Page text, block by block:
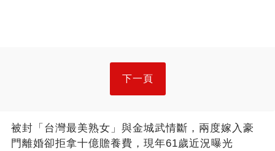
下一頁
被封「台灣最美熟女」與金城武情斷，兩度嫁入豪
門離婚卻拒拿十億贍養費，現年61歲近況曝光